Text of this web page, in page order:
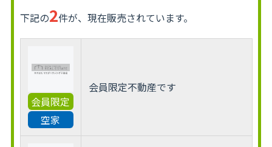
下記の2件が、現在販売されています。
会員限定
空家
会員限定不動産です